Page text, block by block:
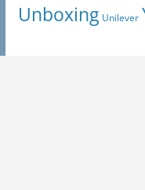
Unboxing Unilever